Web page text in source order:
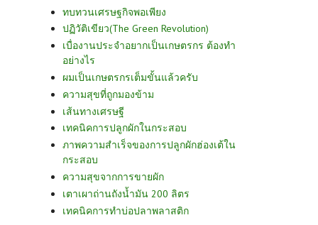
ทบทวนเศรษฐกิจพอเพียง
ปฏิวัติเขียว(The Green Revolution)
เบื่องานประจำอยากเป็นเกษตรกร ต้องทำ
อย่างไร
ผมเป็นเกษตรกรเต็มขั้นแล้วครับ
ความสุขที่ถูกมองข้าม
เส้นทางเศรษฐี
เทคนิคการปลูกผักในกระสอบ
ภาพความสำเร็จของการปลูกผักฮ่องเต้ใน
กระสอบ
ความสุขจากการขายผัก
เตาเผาถ่านถังน้ำมัน 200 ลิตร
เทคนิคการทำบ่อปลาพลาสติก